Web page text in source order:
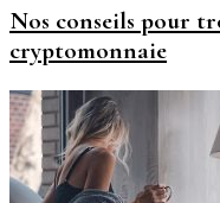
Nos conseils pour
cryptomonnaie